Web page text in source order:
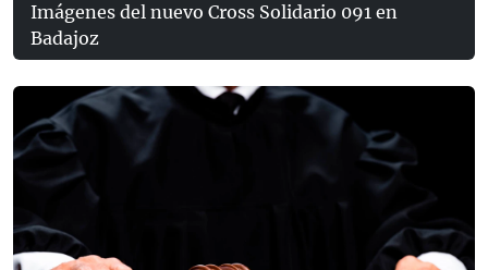
Imágenes del nuevo Cross Solidario 091 en
Badajoz